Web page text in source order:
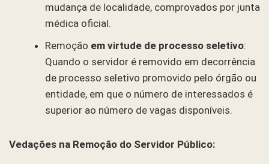
mudança de localidade, comprovados por junta
médica oficial.
Remoção em virtude de processo seletivo:
Quando o servidor é removido em decorrência
de processo seletivo promovido pelo órgão ou
entidade, em que o número de interessados é
superior ao número de vagas disponíveis.
Vedações na Remoção do Servidor Público: